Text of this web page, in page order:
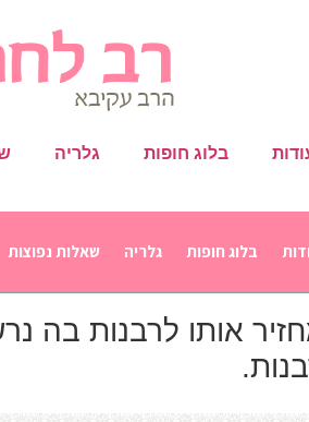
בלוג חופות גלריה
בלוג חופות גלריה שאלות נפוצות
אותו לרבנות בה